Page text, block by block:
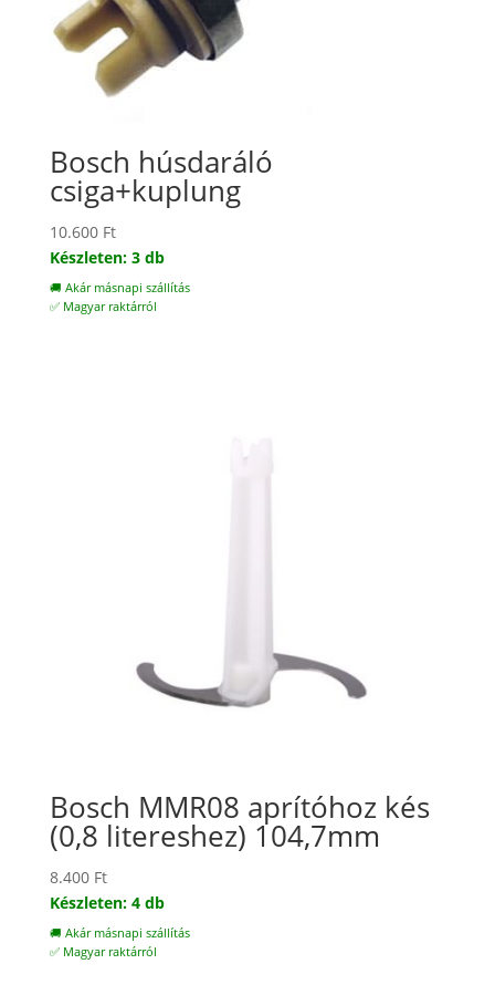
Bosch húsdaráló
csiga+kuplung
10.600 Ft
Készleten: 3 db
🚚 Akár másnapi szállítás
✅ Magyar raktárról
Bosch MMR08 aprítóhoz kés
(0,8 litereshez) 104,7mm
8.400 Ft
Készleten: 4 db
🚚 Akár másnapi szállítás
✅ Magyar raktárról